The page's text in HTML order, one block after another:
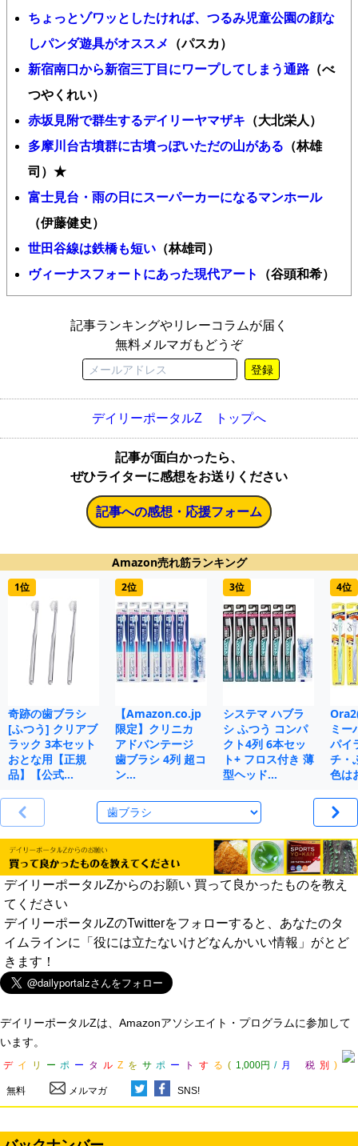
ちょっとゾワッとしたければ、つるみ児童公園の顔な
しパンダ遊具がオススメ
（パスカ）
新宿南口から新宿三丁目にワープしてしまう通路 （べ
つやくれい）
赤坂見附で群生するデイリーヤマザキ （大北栄人）
多摩川台古墳群に古墳っぽいただの山がある （林雄
司）★
富士見台・雨の日にスーパーカーになるマンホール
（伊藤健史）
世田谷線は鉄橋も短い （林雄司）
ヴィーナスフォートにあった現代アート
（谷頭和希）
記事ランキングやリレーコラムが届く
無料メルマガもどうぞ
登録
デイリーポータルZ トップへ
記事が面白かったら、
ぜひライターに感想をお送りください
記事への感想・応援フォーム
Amazon売れ筋ランキング
1位
奇跡の歯ブラシ
[ふつう] クリアブ
ラック 3本セット
おとな用【正規
品】【公式…
2位
【Amazon.co.jp
限定】クリニカ
アドバンテージ
歯ブラシ 4列 超コ
ン…
3位
システマ ハブラ
シ ふつう コンパ
クト4列 6本セッ
ト+ フロス付き 薄
型ヘッド…
4位
ミー
パイ
チ・
色は
デイリーポータルZからのお願い 買って良かったものを教え
てください
デイリーポータルZのTwitterをフォローすると、あなたのタ
イムラインに「役には立たないけどなんかいい情報」がとど
きます！
デイリーポータルZは、Amazonアソシエイト・プログラムに参加して
います。
デ イ リ ー ポ ー タ ル Z を サ ポ ー ト す る ( 1,000円 / 月 税 別 )
無料 メルマガ SNS!